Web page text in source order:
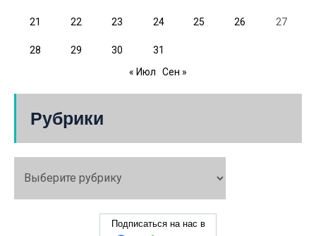
21 22 23 24 25 26 27
28 29 30
31
« Июл
Сен »
Рубрики
Подписаться на нас в